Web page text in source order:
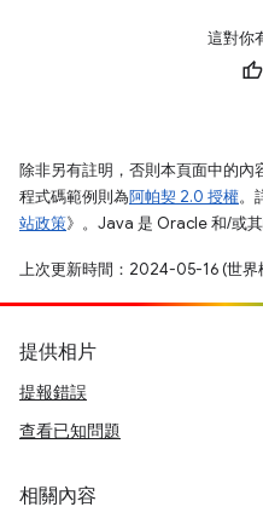
這對你
除非另有註明，否則本頁面中的內
程式碼範例則為阿帕契 2.0 授權。
站政策》。Java 是 Oracle 和/或其
上次更新時間：2024-05-16 (世界
提供相片
提報錯誤
查看已知問題
相關內容